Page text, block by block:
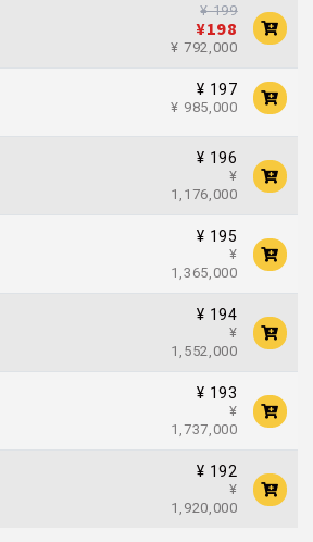
¥ 199
¥198
¥ 792,000
¥ 197
¥ 985,000
¥ 196
¥
1,176,000
¥ 195
¥
1,365,000
¥ 194
¥
1,552,000
¥ 193
¥
1,737,000
¥ 192
¥
1,920,000